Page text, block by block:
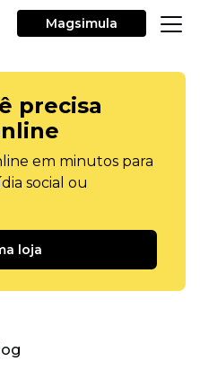
Magsimula
precisa
em minutos para
social ou
loja